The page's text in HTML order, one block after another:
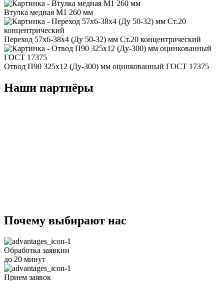
Втулка медная М1 260 мм
Переход 57x6-38x4 (Ду 50-32) мм Ст.20 концентрический
Отвод П90 325x12 (Ду-300) мм оцинкованный ГОСТ 17375
Наши партнёры
Почему выбирают нас
Обработка заявкии
до 20 минут
Прием заявок